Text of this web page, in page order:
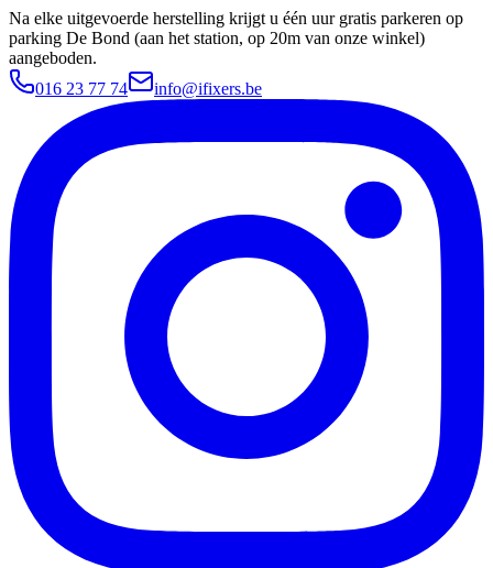
Na elke uitgevoerde herstelling krijgt u één uur gratis parkeren op
parking De Bond (aan het station, op 20m van onze winkel)
aangeboden.
016 23 77 74
info@ifixers.be